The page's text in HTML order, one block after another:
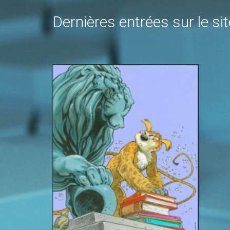
Dernières entrées sur le